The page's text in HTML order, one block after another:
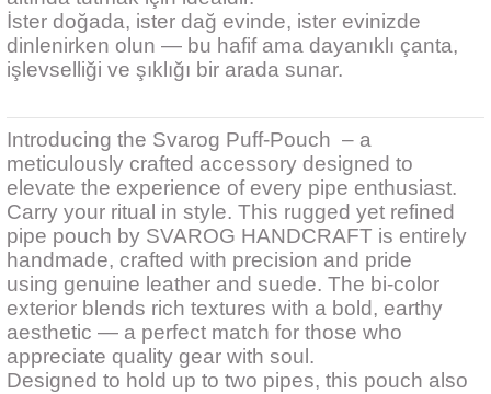
Bay
İster doğada, ister dağ evinde, ister evinizde
dinlenirken olun — bu hafif ama dayanıklı çanta,
işlevselliği ve şıklığı bir arada sunar.
Introducing the Svarog Puff-Pouch – a
meticulously crafted accessory designed to
elevate the experience of every pipe enthusiast.
Carry your ritual in style. This rugged yet refined
pipe pouch by SVAROG HANDCRAFT is entirely
handmade, crafted with precision and pride
using genuine leather and suede. The bi-color
exterior blends rich textures with a bold, earthy
aesthetic — a perfect match for those who
appreciate quality gear with soul.
Designed to hold up to two pipes, this pouch also